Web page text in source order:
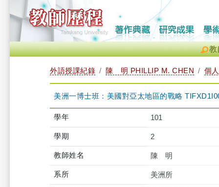
教
外語授課紀錄 陳 明 PHILLIP M. CHEN 個
美洲一博士班：美國對亞太地區的戰略
學年 101
學期 2
教師姓名 陳 明
系所 美洲所